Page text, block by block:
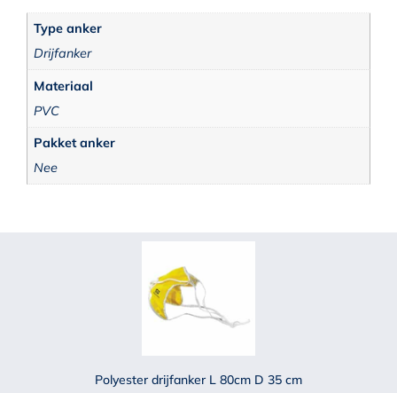
Type anker
Drijfanker
Materiaal
PVC
Pakket anker
Nee
Polyester drijfanker L 80cm D 35 cm